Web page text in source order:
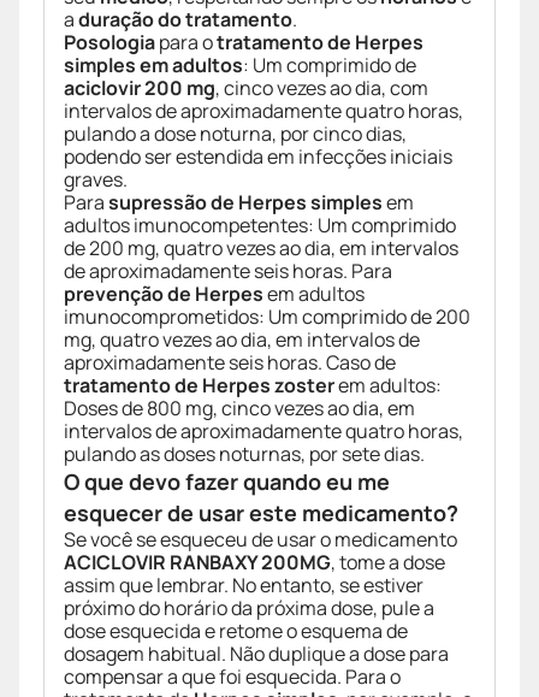
aduração do tratamento.
Posologiapara otratamento de Herpes
simples em adultos: Um comprimido de
aciclovir 200 mg, cinco vezes ao dia, com
intervalos de aproximadamente quatro horas,
pulando a dose noturna, por cinco dias,
podendo ser estendida em infecções iniciais
graves.
Parasupressão de Herpes simplesem
adultos imunocompetentes: Um comprimido
de 200 mg, quatro vezes ao dia, em intervalos
de aproximadamente seis horas. Para
prevenção de Herpesem adultos
imunocomprometidos: Um comprimido de 200
mg, quatro vezes ao dia, em intervalos de
aproximadamente seis horas. Caso de
tratamento de Herpes zosterem adultos:
Doses de 800 mg, cinco vezes ao dia, em
intervalos de aproximadamente quatro horas,
pulando as doses noturnas, por sete dias.
O que devo fazer quando eu me
esquecer de usar este medicamento?
Se você se esqueceu de usar o medicamento
ACICLOVIR RANBAXY 200MG, tome a dose
assim que lembrar. No entanto, se estiver
próximo do horário da próxima dose, pule a
dose esquecida e retome o esquema de
dosagem habitual. Não duplique a dose para
compensar a que foi esquecida. Para o